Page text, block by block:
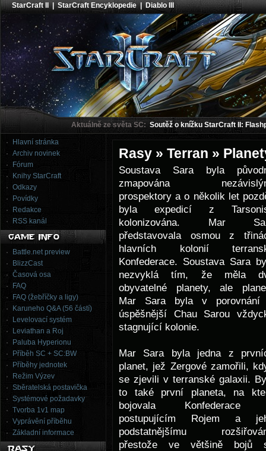
StarCraft II |StarCraft Encyklopedie|Diablo III
Aktuálně ze světa SC: Soutěž o knížku StarCraft II:
Hlavní stránka
Archiv novinek
Fórum
Knihy StarCraft
Odkazy
Povídky
Redakce
RSS kanál
Battle.net preview
BlizzCast
Časová osa
FAQ
FAQ (žebříčky a ligy)
Karuneho Q&A (56 částí)
Levelovací systém
Leviathan a Roj
Paluba Hyperionu
Příběh SC + SC:BW
Příběhy jednotek
Režim Výzev
Sběratelská postavička
Systémové požadavky
Tvorba 1v1 map
Vyprávění příběhu
Základní informace
Rasy » Terran »
Soustava Sara byla
zmapována
prospektory a o několik let
byla expedicí z
kolonizována. Mar
představovala osmou z
hlavních kolonií
Konfederace. Soustava Sara
nezvyklá tím, že měla
obyvatelné planety, ale
Mar Sara byla v
úspěšnější Chau Sarou
stagnující kolonie.
Mar Sara byla jedna z
planet, jež Zergové zamořili,
se zjevili v terranské galaxii.
to také první planeta, na
bojovala Konfederace
postupujícím Rojem a
podstatnějšímu
přestože ve většině bojů